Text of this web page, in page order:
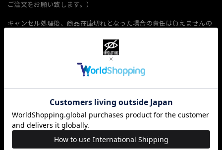
ご注文をお願い致します。）
キャンセル処理後、商品在庫切れとなった場合の責任は負えませんの
最初のご注文で1着注文、2度目のご注文で2着注文の場合、
システム上個別キャンセルは出来ませんので2度目のご注文をキャン
再度1着のみご注文お願い致します。
ご注文時のお名前、電話番号等が違う場合もお届け先ご住所が一致し
てる場合（その逆のパターンも）、また同一のお客様と当店で把握し
ている場合は同様の対応とさせて頂きます。
（販売ページに特に枚数制限がない場合はその限りではございませ
ん）